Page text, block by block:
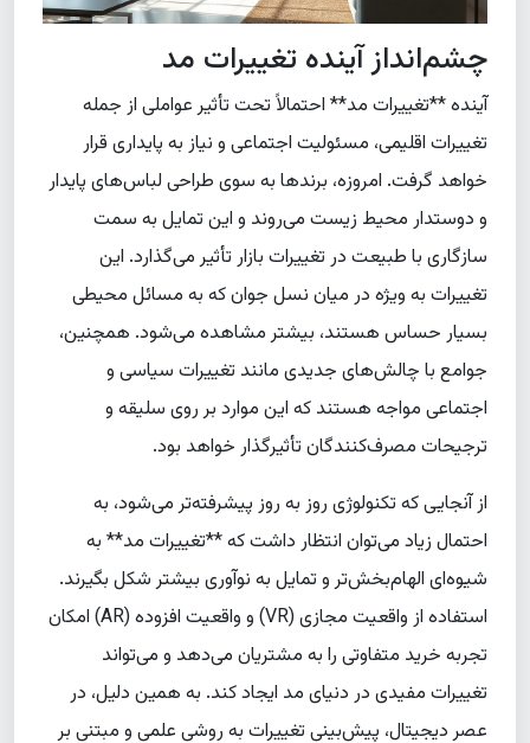
چشم‌انداز آینده تغییرات مد
آینده **تغییرات مد** احتمالاً تحت تأثیر عواملی از جمله
تغییرات اقلیمی، مسئولیت اجتماعی و نیاز به پایداری قرار
خواهد گرفت. امروزه، برندها به سوی طراحی لباس‌های پایدار
و دوستدار محیط زیست می‌روند و این تمایل به سمت
سازگاری با طبیعت در تغییرات بازار تأثیر می‌گذارد. این
تغییرات به ویژه در میان نسل جوان که به مسائل محیطی
بسیار حساس هستند، بیشتر مشاهده می‌شود. همچنین،
جوامع با چالش‌های جدیدی مانند تغییرات سیاسی و
اجتماعی مواجه هستند که این موارد بر روی سلیقه و
ترجیحات مصرف‌کنندگان تأثیرگذار خواهد بود.
از آنجایی که تکنولوژی روز به روز پیشرفته‌تر می‌شود، به
احتمال زیاد می‌توان انتظار داشت که **تغییرات مد** به
شیوه‌ای الهام‌بخش‌تر و تمایل به نوآوری بیشتر شکل بگیرند.
استفاده از واقعیت مجازی (VR) و واقعیت افزوده (AR) امکان
تجربه خرید متفاوتی را به مشتریان می‌دهد و می‌تواند
تغییرات مفیدی در دنیای مد ایجاد کند. به همین دلیل، در
عصر دیجیتال، پیش‌بینی تغییرات به روشی علمی و مبتنی بر